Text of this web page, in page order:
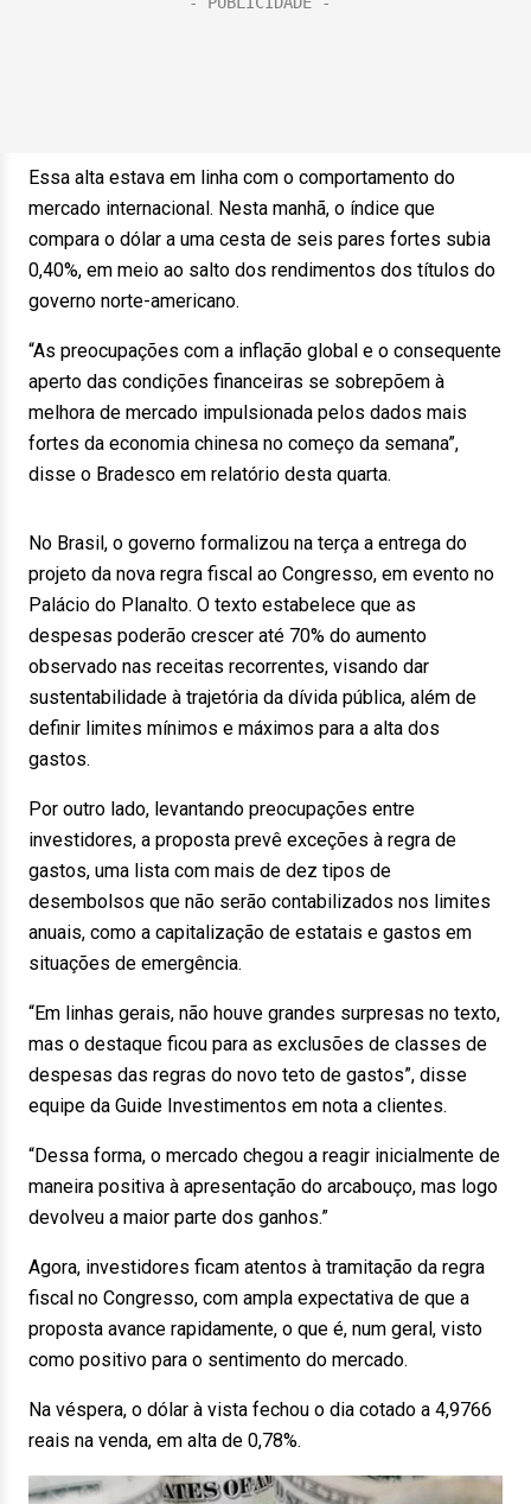
Essa alta estava em linha com o comportamento do
mercado internacional. Nesta manhã, o índice que
compara o dólar a uma cesta de seis pares fortes subia
0,40%, em meio ao salto dos rendimentos dos títulos do
governo norte-americano.
“As preocupações com a inflação global e o consequente
aperto das condições financeiras se sobrepõem à
melhora de mercado impulsionada pelos dados mais
fortes da economia chinesa no começo da semana”,
disse o Bradesco em relatório desta quarta.
No Brasil, o governo formalizou na terça a entrega do
projeto da nova regra fiscal ao Congresso, em evento no
Palácio do Planalto. O texto estabelece que as
despesas poderão crescer até 70% do aumento
observado nas receitas recorrentes, visando dar
sustentabilidade à trajetória da dívida pública, além de
definir limites mínimos e máximos para a alta dos
gastos.
Por outro lado, levantando preocupações entre
investidores, a proposta prevê exceções à regra de
gastos, uma lista com mais de dez tipos de
desembolsos que não serão contabilizados nos limites
anuais, como a capitalização de estatais e gastos em
situações de emergência.
“Em linhas gerais, não houve grandes surpresas no texto,
mas o destaque ficou para as exclusões de classes de
despesas das regras do novo teto de gastos”, disse
equipe da Guide Investimentos em nota a clientes.
“Dessa forma, o mercado chegou a reagir inicialmente de
maneira positiva à apresentação do arcabouço, mas logo
devolveu a maior parte dos ganhos.”
Agora, investidores ficam atentos à tramitação da regra
fiscal no Congresso, com ampla expectativa de que a
proposta avance rapidamente, o que é, num geral, visto
como positivo para o sentimento do mercado.
Na véspera, o dólar à vista fechou o dia cotado a 4,9766
reais na venda, em alta de 0,78%.